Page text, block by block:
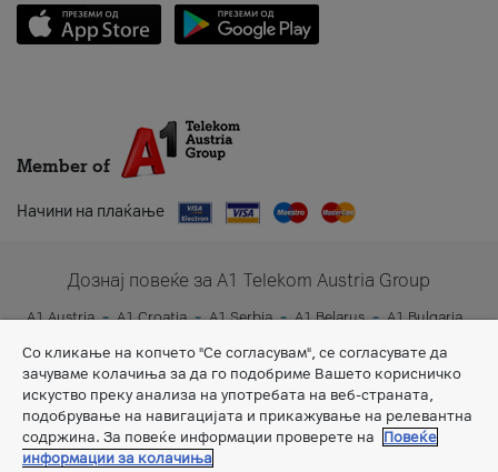
Member of
Начини на плаќање
Дознај повеќе за A1 Telekom Austria Group
A1 Austria A1 Croatia A1 Serbia A1 Belarus
A1 Bulgaria
A1 Slovenia
A1 Digital
Со кликање на копчето "Се согласувам", се согласувате да
зачуваме колачиња за да го подобриме Вашето корисничко
искуство преку анализа на употребата на веб-страната,
подобрување на навигацијата и прикажување на релевантна
содржина. За повеќе информации проверете на
Повеќе
информации за колачиња